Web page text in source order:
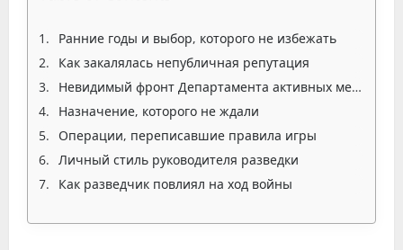
Ранние годы и выбор, которого не избежать
Как закалялась непубличная репутация
Невидимый фронт Департамента активных мероприятий
Назначение, которого не ждали
Операции, переписавшие правила игры
Личный стиль руководителя разведки
Как разведчик повлиял на ход войны